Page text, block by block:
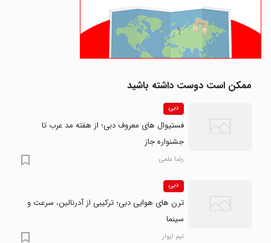
ممکن است دوست داشته باشید
دبی
فستیوال های معروف دبی؛ از هفته مد عرب تا
جشنواره جاز
رضا علمی
دبی
ترن های هوایی دبی؛ ترکیبی از آدرنالین، سرعت و
سینما
تیم ایوار